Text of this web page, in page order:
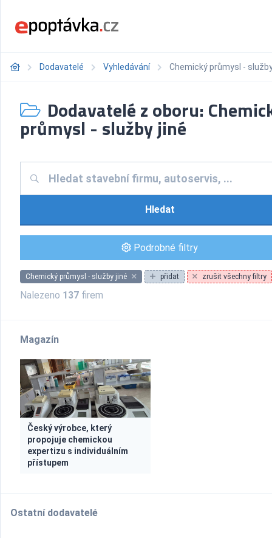
Dodavatelé Vyhledávání Chemický průmysl -
Dodavatelé z oboru:
průmysl - služby jiné
Hledat
Podrobné filtry
Chemický průmysl - služby jiné přidat zrušit všechny filtry
Nalezeno 137 firem
Magazín
Český výrobce, který
propojuje chemickou
expertizu s individuálním
přístupem
Ostatní dodavatelé